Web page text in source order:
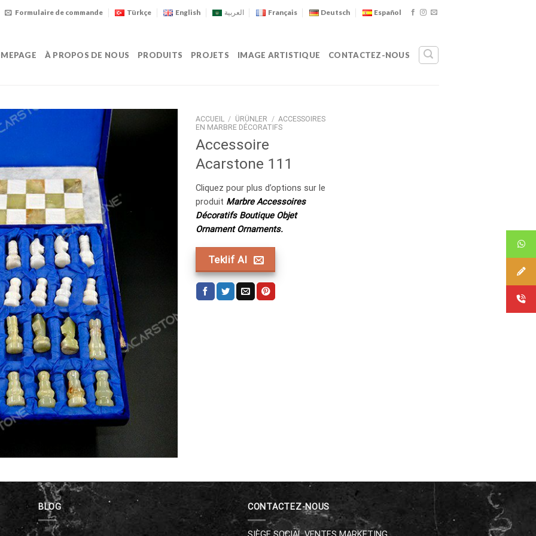
Formulaire de commande Türkçe English العربية Français Deutsch Español
À PROPOS DE NOUS PRODUITS PROJETS IMAGE ARTISTIQUE CONTACTEZ-NOUS
ACCUEIL / ÜRÜNLER / ACCESSOIRES
EN MARBRE DÉCORATIFS
Accessoire
Acarstone 111
Cliquez pour plus d’options sur le
produit Marbre Accessoires
Décoratifs Boutique Objet
Ornament Ornaments.
Teklif Al
BLOG CONTACTEZ-NOUS